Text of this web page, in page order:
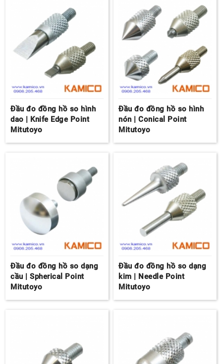
Đầu đo đồng hồ so hình
dao | Knife Edge Point
Mitutoyo
Đầu đo đồng hồ so hình
nón | Conical Point
Mitutoyo
Đầu đo đồng hồ so dạng
cầu | Spherical Point
Mitutoyo
Đầu đo đồng hồ so dạng
kim | Needle Point
Mitutoyo